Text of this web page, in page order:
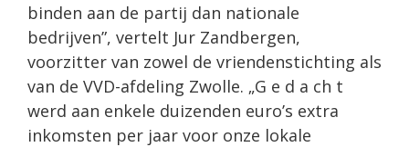
binden aan de partij dan nationale
bedrijven”, vertelt Jur Zandbergen,
voorzitter van zowel de vriendenstichting als
van de VVD-afdeling Zwolle. „G e d a ch t
werd aan enkele duizenden euro’s extra
inkomsten per jaar voor onze lokale